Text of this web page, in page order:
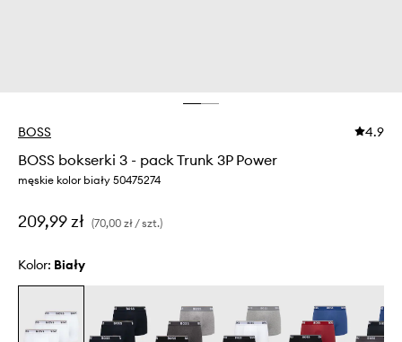
BOSS 4.9
BOSS bokserki 3 - pack Trunk 3P Power
męskie kolor biały 50475274
209,99 zł (70,00 zł / szt.)
Kolor: biały